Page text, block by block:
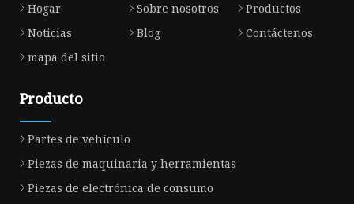
Hogar Sobre nosotros
Productos
Noticias
Blog
Contáctenos
mapa del sitio
Producto
Partes de vehículo
Piezas de maquinaria y herramientas
Piezas de electrónica de consumo